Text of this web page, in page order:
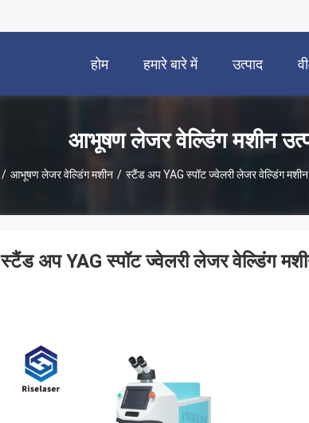
होम हमारे बारे में उत्पाद
आभूषण लेजर वेल्डिंग मशीन
/ आभूषण लेजर वेल्डिंग मशीन / स्टैंड अप YAG स्पॉट ज्वेलरी लेजर वेल्डिंग
स्टैंड अप YAG स्पॉट ज्वेलरी लेजर वेल्डिंग